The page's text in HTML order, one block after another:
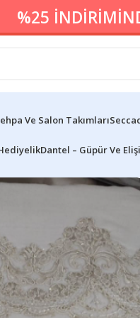
%25
Ve Salon Takımları
Dantel – Güpür Ve